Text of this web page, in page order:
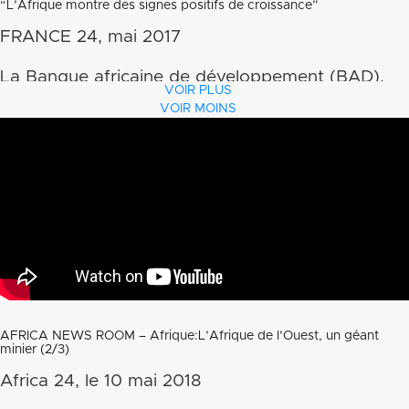
“L’Afrique montre des signes positifs de croissance”
FRANCE 24, mai 2017
La Banque africaine de développement (BAD),
l’Organisation de coopération et de
potentiel des entrepreneurs. Ali Laïdi fait le
du centre de développement de l’OCDE
VOIR PLUS
VOIR MOINS
AFRICA NEWS ROOM – Afrique:L’Afrique de l’Ouest, un géant
minier (2/3)
Africa 24, le 10 mai 2018